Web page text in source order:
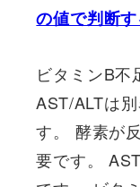
の値で判断
ビタミンB不
AST/ALTは
す。 酵素が
要です。